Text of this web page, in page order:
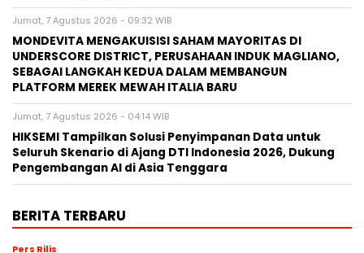
Jumat, 7 Agustus 2026 - 09:32 WIB
MONDEVITA MENGAKUISISI SAHAM MAYORITAS DI
UNDERSCORE DISTRICT, PERUSAHAAN INDUK MAGLIANO,
SEBAGAI LANGKAH KEDUA DALAM MEMBANGUN
PLATFORM MEREK MEWAH ITALIA BARU
Jumat, 7 Agustus 2026 - 04:14 WIB
HIKSEMI Tampilkan Solusi Penyimpanan Data untuk
Seluruh Skenario di Ajang DTI Indonesia 2026, Dukung
Pengembangan AI di Asia Tenggara
BERITA TERBARU
Pers Rilis